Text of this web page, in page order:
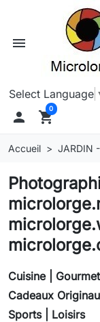
menu
Select Language
 shopping_cart
0
Accueil JARDIN
Cuisine | Gourmet
Cadeaux
Sports | Loisirs